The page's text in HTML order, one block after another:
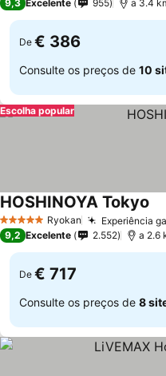
9,3 Excelente 955 a 3.4
De € 386
Consulte os preços de 10
Escolha popular
5 Estrelas Ryokan Experiência
HOSHINOYA Tokyo
9,2 Excelente 2.552 a 2.6
De € 717
Consulte os preços de 8